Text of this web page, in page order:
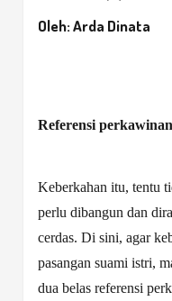
Oleh:Arda Dinata
Referensi perkawinan
Keberkahan itu, tentu
perlu dibangun dan
cerdas. Di sini, agar
pasangan suami istri,
dua belas referensi